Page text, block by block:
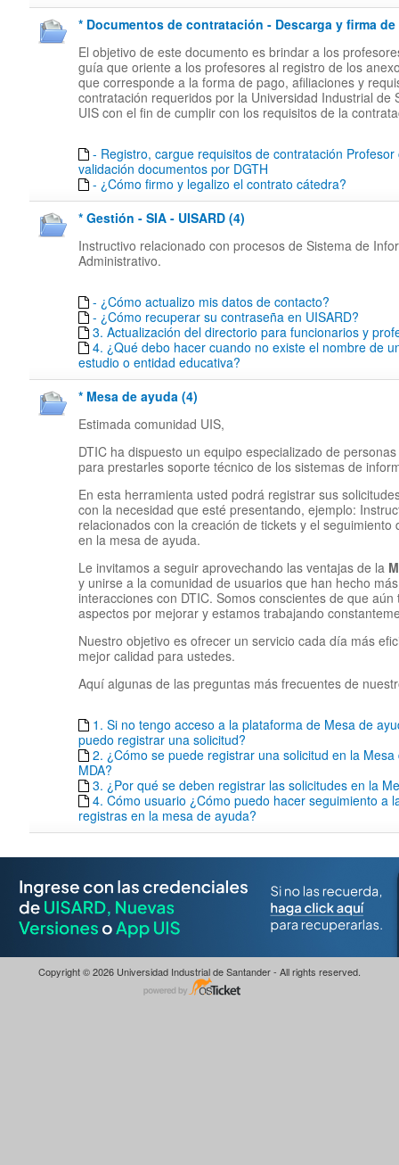
* Documentos de contratación - Descarga y firma
El objetivo de este documento es brindar a los
guía que oriente a los profesores al registro de los
que corresponde a la forma de pago, afiliaciones y
contratación requeridos por la Universidad Industrial de
UIS con el fin de cumplir con los requisitos de la
- Registro, cargue requisitos de contratación Profesor
validación documentos por DGTH
- ¿Cómo firmo y legalizo el contrato cátedra?
* Gestión - SIA - UISARD (4)
Instructivo relacionado con procesos de Sistema de
Administrativo.
- ¿Cómo actualizo mis datos de contacto?
- ¿Cómo recuperar su contraseña en UISARD?
3. Actualización del directorio para funcionarios y
4. ¿Qué debo hacer cuando no existe el nombre de
estudio o entidad educativa?
* Mesa de ayuda (4)
Estimada comunidad UIS,
DTIC ha dispuesto un equipo especializado de
para prestarles soporte técnico de los sistemas de
En esta herramienta usted podrá registrar sus
con la necesidad que esté presentando, ejemplo:
relacionados con la creación de tickets y el seguimiento
en la mesa de ayuda.
Le invitamos a seguir aprovechando las ventajas de la
y unirse a la comunidad de usuarios que han hecho
interacciones con DTIC. Somos conscientes de que aún
aspectos por mejorar y estamos trabajando
Nuestro objetivo es ofrecer un servicio cada día más
mejor calidad para ustedes.
Aquí algunas de las preguntas más frecuentes de
1. Si no tengo acceso a la plataforma de Mesa de
puedo registrar una solicitud?
2. ¿Cómo se puede registrar una solicitud en la
MDA?
3. ¿Por qué se deben registrar las solicitudes en la
4. Cómo usuario ¿Cómo puedo hacer seguimiento a
registras en la mesa de ayuda?
Copyright © 2026 Universidad Industrial de Santander - All rights reserved.